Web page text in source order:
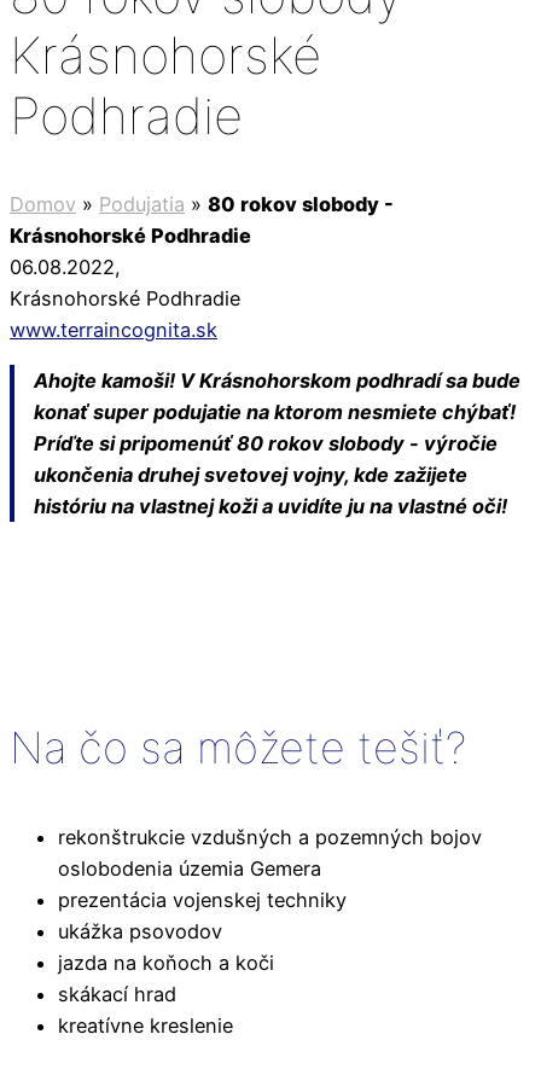
Krásnohorské
Podhradie
Domov » Podujatia » 80 rokov slobody -
Krásnohorské Podhradie
06.08.2022,
Krásnohorské Podhradie
www.terraincognita.sk
Ahojte kamoši! V Krásnohorskom podhradí sa bude
konať super podujatie na ktorom nesmiete chýbať!
Príďte si pripomenúť 80 rokov slobody - výročie
ukončenia druhej svetovej vojny, kde zažijete
históriu na vlastnej koži a uvidíte ju na vlastné oči!
Na čo sa môžete tešiť?
rekonštrukcie vzdušných a pozemných bojov
oslobodenia územia Gemera
prezentácia vojenskej techniky
ukážka psovodov
jazda na koňoch a koči
skákací hrad
kreatívne kreslenie